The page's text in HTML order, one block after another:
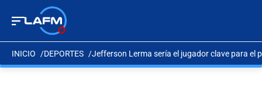
INICIO DEPORTES Jefferson Lerma sería el jugador clave para el